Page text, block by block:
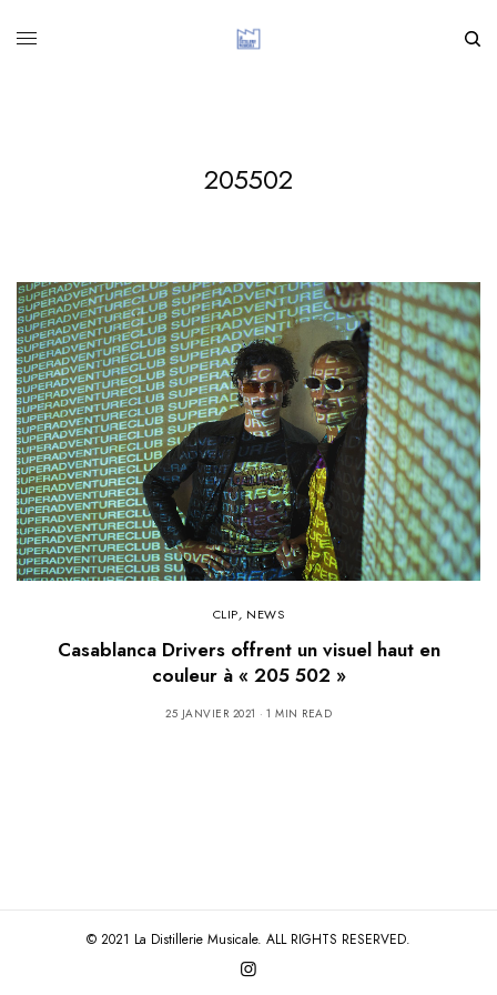
205502
CLIP, NEWS
Casablanca Drivers offrent un visuel haut en
couleur à « 205 502 »
25 JANVIER 2021 1 MIN READ
© 2021 La Distillerie Musicale. ALL RIGHTS RESERVED.